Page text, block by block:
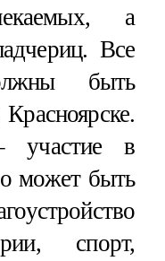
а
Все
быть
участие в
может быть
спорт,